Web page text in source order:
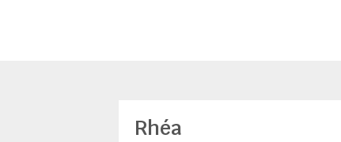
Rhéa